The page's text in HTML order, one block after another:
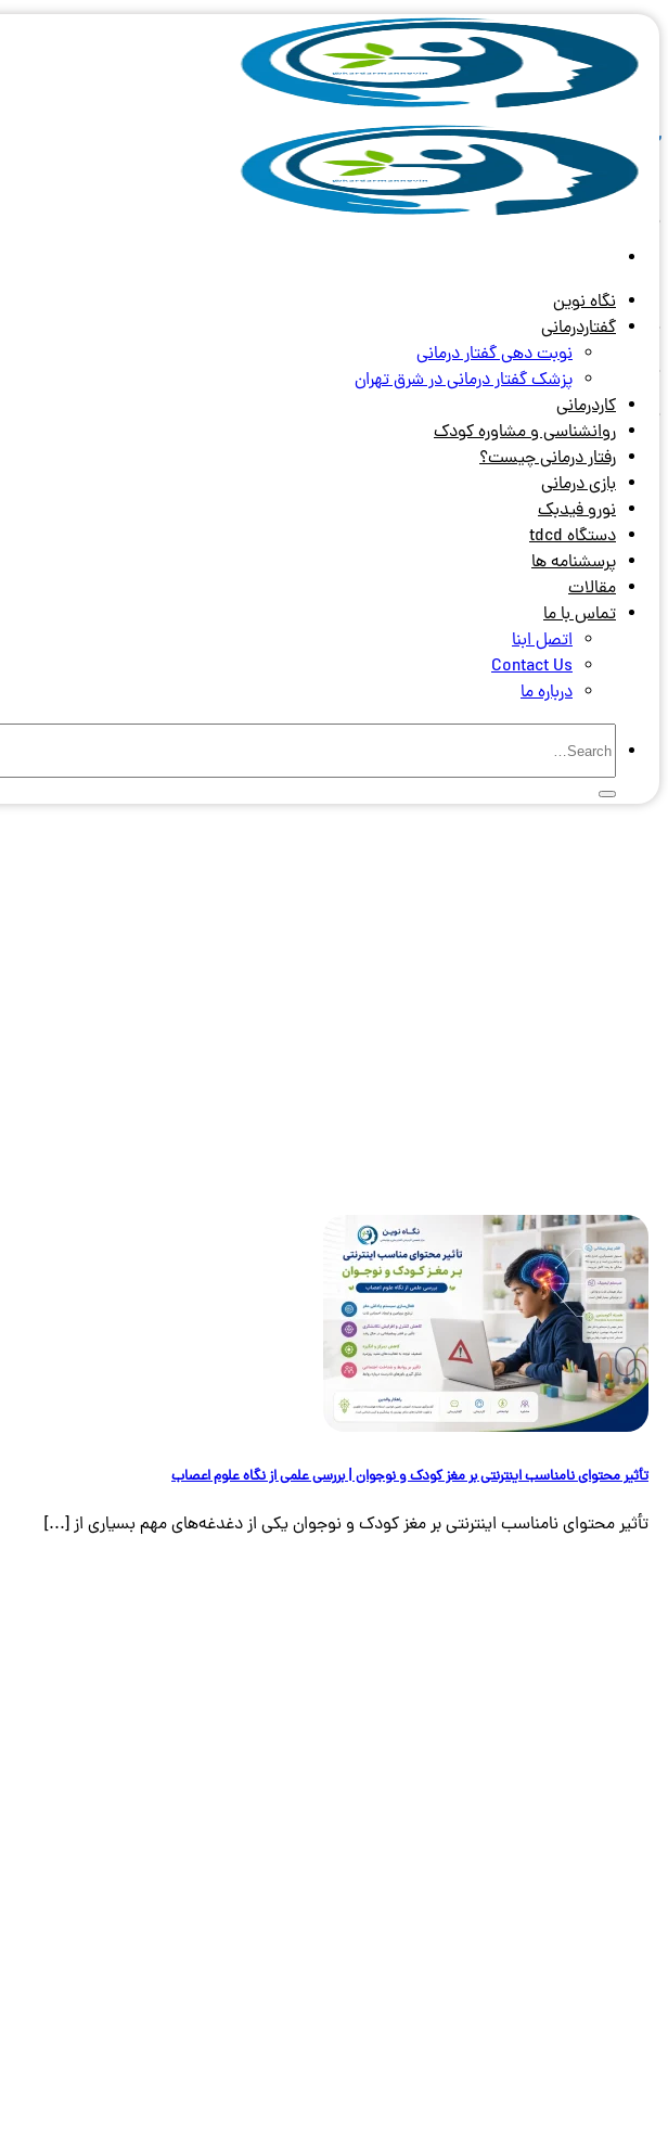
Skip
content
نگاه نوین
گفتاردرمانی
نوبت دهی گفتار درمانی
پزشک گفتار درمانی در شرق تهران
کاردرمانی
روانشناسی و مشاوره کودک
رفتار درمانی چیست؟
بازی درمانی
نورو فیدبک
دستگاه tdcd
پرسشنامه ها
مقالات
تماس با ما
اتصل ابنا
Contact Us
درباره ما
آرشیو دسته بندی:روانشناسی کودک در تهران
روانشناسی کودک در تهران
روانشناسی کودک در تهران
پبشنهاد ویژه:گفتار درمانی در نهران
پیشنهاد ویژه:کاردرمانی در پیروزی
پبشنهاد ویژه:گفتار درمانی در پیروزی
تأثیر محتوای نامناسب اینترنتی بر مغز کودک و نوجوان | بررسی علمی از نگاه علوم اعصاب
تأثیر محتوای نامناسب اینترنتی بر مغز کودک و نوجوان یکی از دغدغه‌های مهم بسیاری از [...]